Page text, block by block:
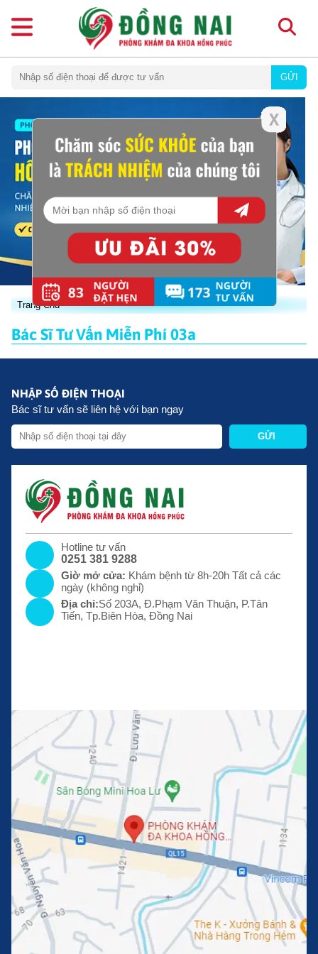
GỬI
Trang Chủ
Bác Sĩ Tư Vấn Miễn Phí 03a
NHẬP SỐ ĐIỆN THOẠI
Bác sĩ tư vấn sẽ liên hệ với bạn ngay
GỬI
Hotline tư vấn
0251 381 9288
Giờ mở cửa: Khám bệnh từ 8h-20h Tất cả các
ngày (không nghỉ)
Địa chỉ:Số 203A, Đ.Phạm Văn Thuận, P.Tân
Tiến, Tp.Biên Hòa, Đồng Nai